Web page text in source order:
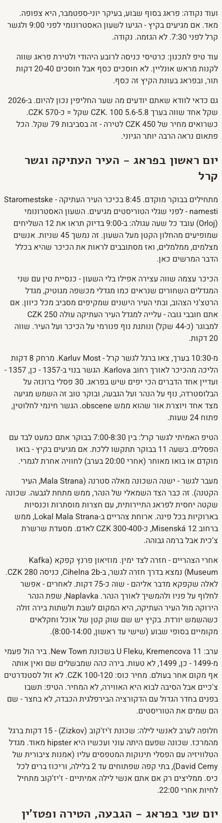
ועוד נקודה: פראג בסוף שבוע, בעיקר יוני-ספטמבר, היא צפופה.
מאד. אם מגיעים בקיץ - הגיעו לשעון האסטרונומי לפני 9:00 ולגשר
קרל לפני 7:30. לא הגזמה. נקודה.
עוד טיפ לתכנון: כרטיסי כניסה לרובע היהודי ולטירת פראג שווה
לקנות מראש אונליין. לא חוסכים כסף אבל חוסכים 20-40 דקות
תור, ובפראג בעונת הקיץ זה כסף.
גם כדאי לוודא שאתם יודעים מה שער החליפין נכון להיום. ב-2026
שקל אחד שווה בערך 5.6-5.8 CZK. 100 שקל = כ-570 CZK.
כשרואים מחיר של 450 CZK לטירה - זה בסביבות 79 שקל. הכל
פתאום נראה הרבה יותר הגיוני.
יום ראשון בפראג - העיר העתיקה וגשר
קרל
מתחילים בבוקר מוקדם. 8:45 בכיכר העיר העתיקה - Staromestske
namesti - לפני שגלי הטוריסטים מגיעים. השעון האסטרונומי
(Orloj) עובד כל שעה עגולה: ב-9:00 בדיוק תראו את 12 השליחים
שמופיעים מהחלון הקטן מעל השעון. זה נמשך 45 שניות. אנשים
מצלמים, ממלמלים, ואז מסתובבים לראות את הכיכר שהיא בכלל
הדבר המרשים כאן.
הכיכר עצמה שווה עצירה אפילו בלי השעון - כנסיית טין עם שני
המגדלים השחורים שנראים כמו מגדלי מכשפה מגוטיק, מגדל
הרטצ'ני הצהוב, ובתי העיר הישנים שמקיפים מסביב מכל כיוון. אם
אתם חובבי גובה - עלייה למגדל העיר העתיקה עולה 250 CZK
למבוגר (כ-44 שקל) ונותנת נוף פנורמי על הכיכר ועל העיר. שווה
20 דקות.
מ-10:30 בערך, צאו ברגל לגשר קרל - Karluv Most. מרחק 8 דקות
הליכה מהכיכר לאורך רחוב Karlova. הגשר בנוי ב-1357 - כן, 1357 -
ועדיין אחד הדברים הכי יפים שיש בפראג. 30 פסלי ברונזה על
הבלוסטרדה, נוף על הנהר ועל הגבעה, ובוקר טוב זה השמש מגיעה
מצד אחד ויוצרת אור שהוא ממש obscene. הגשר חינמי לחלוטין,
פתוח 24 שעות.
הטיפ האמיתי לגשר קרל: בין 7:00-8:30 בבוקר אתם כמעט לבד עם
הפסלים. בשעה 11 בבוקר תתקשו ללכת. אם מגיעים בקיץ - בואו
מוקדם או בואו מאוחר (אחרי 20:00 בערב) לחוויה אחרת לגמרי.
מעבר לגשר - ישנה השכונה מאלה סטרנה (Mala Strana, העיר
הקטנה). זה כבר הצד השמאלי של הנהר, ממש מתחת לגבעה. שכונה
שקטה יחסית לפראג התיירותית, עם חצרות מוסתרות וכנסיות
בארוקיות בכל פינה. ארוחת צהריים ב-Lokal Mala Strana, ממש
ברחוב Misenská 12, כ-300-400 CZK לאדם. מסעדת שרשרת
צ'כית אבל ברמה גבוהה.
אחרי הצהריים - חזרה לצד ימין. מוזיאון פרנץ קפקא (Kafka
Museum) נמצא בדרך חזרה לגשר, ב-Cihelna 2b, כניסה 280 CZK.
לאלה שקפקא מדבר אליהם - שוה כ-75 דקות. לאחרים - אפשר
לחלוף על פניו ולהמשיך לאורך הנהר. Naplavka, שפת הנהר
הירוקה מול העיר העתיקה, היא המקום לשבת ולשתות בירה זולה
כשהשמש יורדת. בקיץ יש שם שוק קטן של אוכל וחקלאים
מקומיים בסופי שבוע (שישי עד ראשון, 8:00-14:00).
ערב: U Fleku, Kremencova 11 בשכונת New Town. ביר הול פעמי
מ-1499 - כן, 1499, לא טעות. בירה כהה שמבשלים שם ואין אותה
אף מקום אחר בעולם. מחיר כוס: 100-120 CZK. לא זול לסטנדרטים
צ'כיים אבל הסיבה לבוא היא האווירה, לא המחיר. הטיפ: תשבו
בפנים בחדר הגדול עם הדקורציה הבירפלגית הכבדה, לא בחצר - שם
הם שמים את הטוריסטים.
חלופה לערב לאנשי לילה: שכונת ז'יז'קוב (Zizkov) - 15 דקות ברגל
מהמרכז. שכונה שפעם היתה עוני ועכשיו היא hipster מאוד. מגדל
הטלוויזיה עם הפסלי תינוקות המטפסים עליו (אמנות ציבורית של
David Cerny), בתי קפה שפתוחים עד 2 בלילה, וריכוז ברים לכל
כיס. ממליצים רק אם אתם אנשי לילה אמיתיים - ז'יז'קוב מתחיל
לחיות אחרי 22:00.
יום שני בפראג - הגבעה, הטירה ופטז'ין